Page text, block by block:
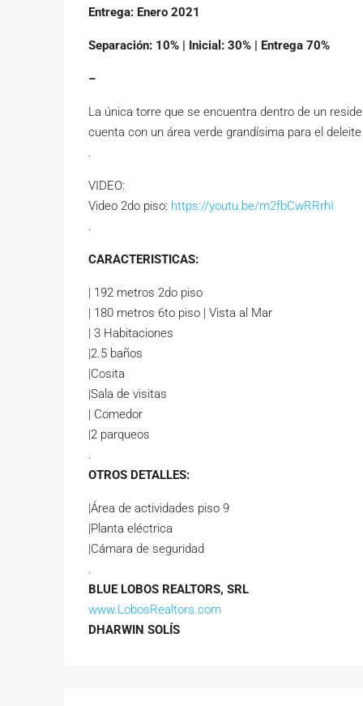
Entrega: Enero 2021
Separación: 10% | Inicial: 30% | Entrega 70%
–
La única torre que se encuentra dentro de un
cuenta con un área verde grandísima para el
.
VIDEO:
Video 2do piso: https://youtu.be/m2fbCwRRrhI
.
CARACTERISTICAS:
| 192 metros 2do piso
| 180 metros 6to piso | Vista al Mar
| 3 Habitaciones
|2.5 baños
|Cosita
|Sala de visitas
| Comedor
|2 parqueos
.
OTROS DETALLES:
|Área de actividades piso 9
|Planta eléctrica
|Cámara de seguridad
.
BLUE LOBOS REALTORS, SRL
www.LobosRealtors.com
DHARWIN SOLÍS